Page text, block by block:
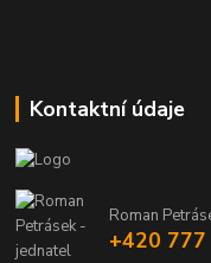
Kontaktní údaje
Roman
+420